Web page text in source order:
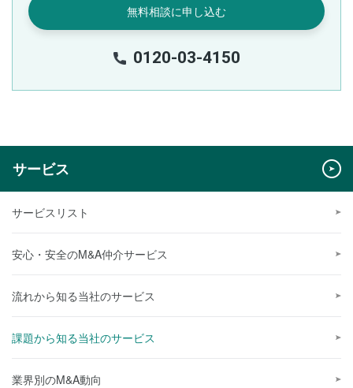
無料相談に申し込む
0120-03-4150
サービス
サービスリスト
安心・安全のM&A仲介サービス
流れから知る当社のサービス
課題から知る当社のサービス
業界別のM&A動向